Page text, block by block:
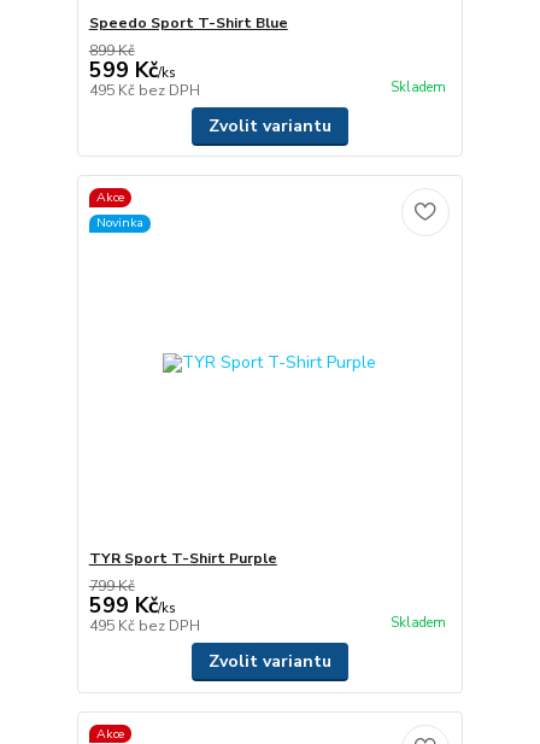
Speedo Sport T-Shirt Blue
899 Kč
599 Kč/ks
495 Kč bez DPH Skladem
Zvolit variantu
Akce
Novinka
TYR Sport T-Shirt Purple
799 Kč
599 Kč/ks
495 Kč bez DPH Skladem
Zvolit variantu
Akce